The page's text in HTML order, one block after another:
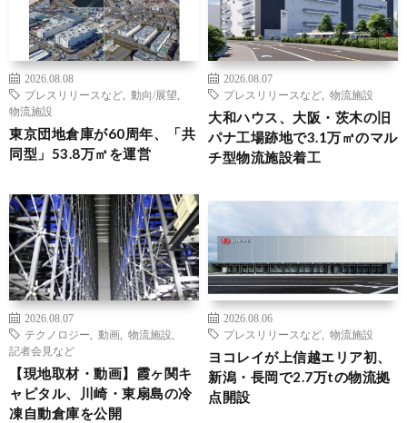
2026.08.08
プレスリリースなど
動向/展望
物流施設
東京団地倉庫が60周年、「共
同型」53.8万㎡を運営
2026.08.07
プレスリリースなど
物流施設
大和ハウス、大阪・茨木の旧
パナ工場跡地で3.1万㎡のマル
チ型物流施設着工
2026.08.07
テクノロジー
動画 物流施設
記者会見など
【現地取材・動画】霞ヶ関キ
ャピタル、川崎・東扇島の冷
凍自動倉庫を公開
2026.08.06
プレスリリースなど
物流施設
ヨコレイが上信越エリア初、
新潟・長岡で2.7万tの物流拠
点開設